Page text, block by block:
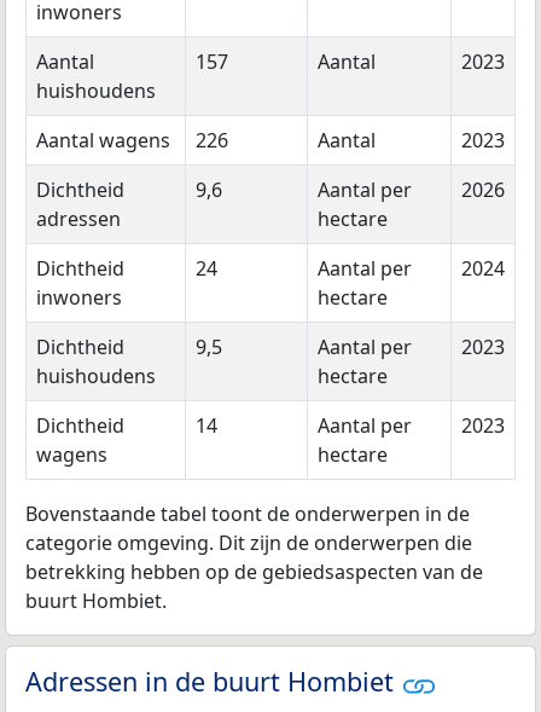
inwoners
Aantal
huishoudens
157 Aantal 2023
Aantal wagens 226 Aantal
2023
Dichtheid
adressen
9,6
Aantal per
hectare
2026
Dichtheid
inwoners
24
Aantal per
hectare
2024
Dichtheid
huishoudens
9,5
Aantal per
hectare
2023
Dichtheid
wagens
14
Aantal per
hectare
2023
Bovenstaande tabel toont de onderwerpen in de
categorie omgeving. Dit zijn de onderwerpen die
betrekking hebben op de gebiedsaspecten van de
buurt Hombiet.
Adressen in de buurt Hombiet